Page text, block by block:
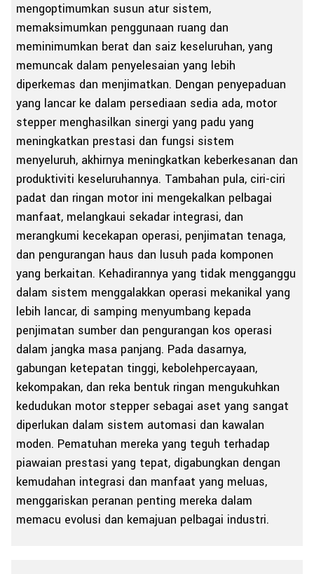
mengoptimumkan susun atur sistem,
memaksimumkan penggunaan ruang dan
meminimumkan berat dan saiz keseluruhan, yang
memuncak dalam penyelesaian yang lebih
diperkemas dan menjimatkan. Dengan penyepaduan
yang lancar ke dalam persediaan sedia ada, motor
stepper menghasilkan sinergi yang padu yang
meningkatkan prestasi dan fungsi sistem
menyeluruh, akhirnya meningkatkan keberkesanan dan
produktiviti keseluruhannya. Tambahan pula, ciri-ciri
padat dan ringan motor ini mengekalkan pelbagai
manfaat, melangkaui sekadar integrasi, dan
merangkumi kecekapan operasi, penjimatan tenaga,
dan pengurangan haus dan lusuh pada komponen
yang berkaitan. Kehadirannya yang tidak mengganggu
dalam sistem menggalakkan operasi mekanikal yang
lebih lancar, di samping menyumbang kepada
penjimatan sumber dan pengurangan kos operasi
dalam jangka masa panjang. Pada dasarnya,
gabungan ketepatan tinggi, kebolehpercayaan,
kekompakan, dan reka bentuk ringan mengukuhkan
kedudukan motor stepper sebagai aset yang sangat
diperlukan dalam sistem automasi dan kawalan
moden. Pematuhan mereka yang teguh terhadap
piawaian prestasi yang tepat, digabungkan dengan
kemudahan integrasi dan manfaat yang meluas,
menggariskan peranan penting mereka dalam
memacu evolusi dan kemajuan pelbagai industri.